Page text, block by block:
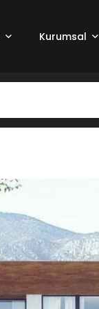
Kurumsal